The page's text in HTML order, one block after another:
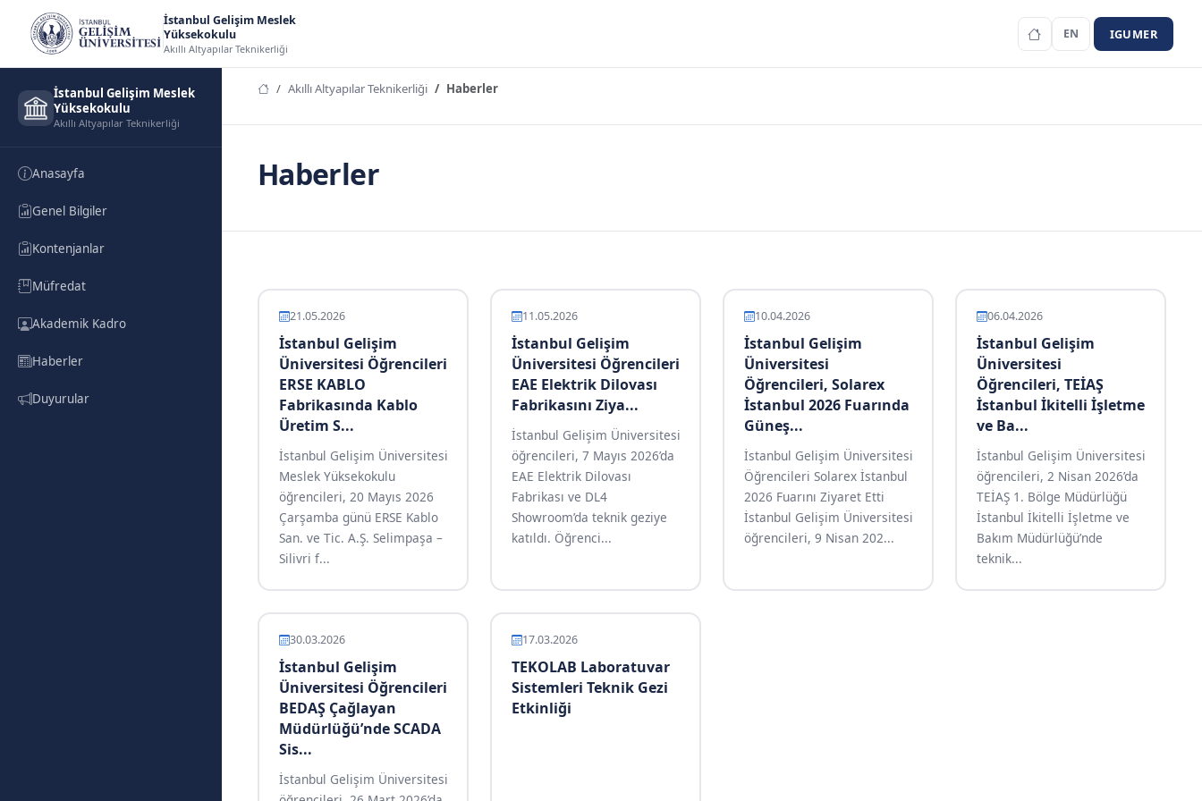
İstanbul Gelişim Meslek
Yüksekokulu
Akıllı Altyapılar Teknikerliği
EN IGUMER
İstanbul Gelişim Meslek
Yüksekokulu
Akıllı Altyapılar Teknikerliği
Anasayfa
Genel Bilgiler
Kontenjanlar
Müfredat
Akademik Kadro
Haberler
Duyurular
Akıllı Altyapılar Teknikerliği Haberler
Haberler
21.05.2026
İstanbul Gelişim
Üniversitesi Öğrencileri
ERSE KABLO
Fabrikasında Kablo
Üretim S...
İstanbul Gelişim Üniversitesi
Meslek Yüksekokulu
öğrencileri, 20 Mayıs 2026
Çarşamba günü ERSE Kablo
San. ve Tic. A.Ş. Selimpaşa –
Silivri f...
11.05.2026
İstanbul Gelişim
Üniversitesi Öğrencileri
EAE Elektrik Dilovası
Fabrikasını Ziya...
İstanbul Gelişim Üniversitesi
öğrencileri, 7 Mayıs 2026’da
EAE Elektrik Dilovası
Fabrikası ve DL4
Showroom’da teknik geziye
katıldı. Öğrenci...
10.04.2026
İstanbul Gelişim
Üniversitesi
Öğrencileri, Solarex
İstanbul 2026 Fuarında
Güneş...
İstanbul Gelişim Üniversitesi
Öğrencileri Solarex İstanbul
2026 Fuarını Ziyaret Etti
İstanbul Gelişim Üniversitesi
öğrencileri, 9 Nisan 202...
06.04.2026
İstanbul Gelişim
Üniversitesi
Öğrencileri, TEİAŞ
İstanbul İkitelli İşletme
ve Ba...
İstanbul Gelişim Üniversitesi
öğrencileri, 2 Nisan 2026’da
TEİAŞ 1. Bölge Müdürlüğü
İstanbul İkitelli İşletme ve
Bakım Müdürlüğü’nde
teknik...
30.03.2026
İstanbul Gelişim
Üniversitesi Öğrencileri
BEDAŞ Çağlayan
Müdürlüğü’nde SCADA
Sis...
İstanbul Gelişim Üniversitesi
17.03.2026
TEKOLAB Laboratuvar
Sistemleri Teknik Gezi
Etkinliği